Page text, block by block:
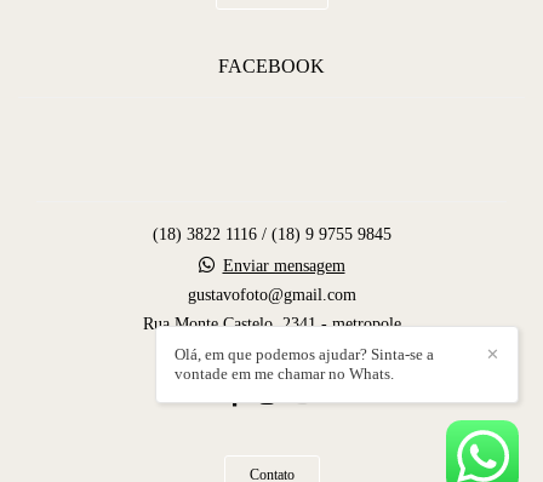
FACEBOOK
(18) 3822 1116 / (18) 9 9755 9845
Enviar mensagem
gustavofoto@gmail.com
Rua Monte Castelo, 2341 - metropole
Dracena / SP
Contato
✕
Olá, em que podemos ajudar? Sinta-se a
vontade em me chamar no Whats.